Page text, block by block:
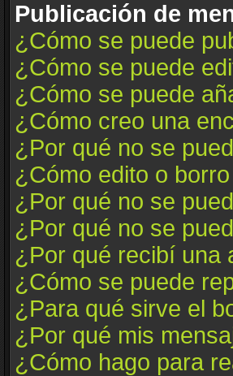
Publicación de
¿Cómo se puede
¿Cómo se puede
¿Cómo se puede
¿Cómo creo una
¿Por qué no se
¿Cómo edito o
¿Por qué no se
¿Por qué no se
¿Por qué recibí una
¿Cómo se puede
¿Para qué sirve el
¿Por qué mis
¿Cómo hago para